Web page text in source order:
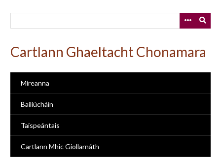
Cartlann Ghaeltacht Chonamara
Míreanna
Bailiúcháin
Taispeántais
Cartlann Mhic Giollarnáth